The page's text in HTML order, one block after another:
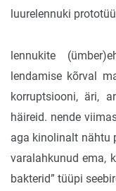
luurelennuki
lennukite
lendamise kõrval
korruptsiooni, äri,
häireid. nende
aga kinolinalt nähtu
varalahkunud ema,
bakterid” tüüpi